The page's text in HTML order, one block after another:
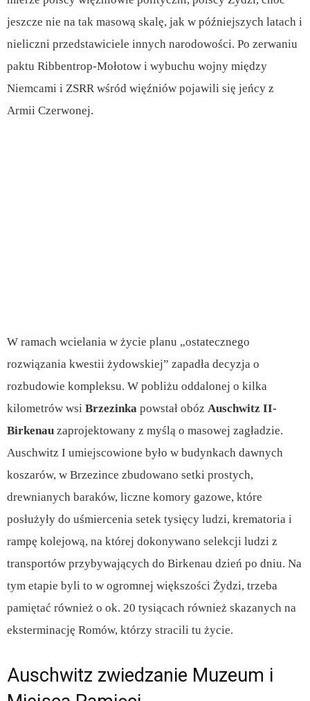
jeszcze nie na tak masową skalę, jak w późniejszych latach i
nieliczni przedstawiciele innych narodowości. Po zerwaniu
paktu Ribbentrop-Mołotow i wybuchu wojny między
Niemcami i ZSRR wśród więźniów pojawili się jeńcy z
Armii Czerwonej.
W ramach wcielania w życie planu „ostatecznego
rozwiązania kwestii żydowskiej” zapadła decyzja o
rozbudowie kompleksu. W pobliżu oddalonej o kilka
kilometrów wsi Brzezinka powstał obóz Auschwitz II-
Birkenau zaprojektowany z myślą o masowej zagładzie.
Auschwitz I umiejscowione było w budynkach dawnych
koszarów, w Brzezince zbudowano setki prostych,
drewnianych baraków, liczne komory gazowe, które
posłużyły do uśmiercenia setek tysięcy ludzi, krematoria i
rampę kolejową, na której dokonywano selekcji ludzi z
transportów przybywających do Birkenau dzień po dniu. Na
tym etapie byli to w ogromnej większości Żydzi, trzeba
pamiętać również o ok. 20 tysiącach również skazanych na
eksterminację Romów, którzy stracili tu życie.
Auschwitz zwiedzanie Muzeum i